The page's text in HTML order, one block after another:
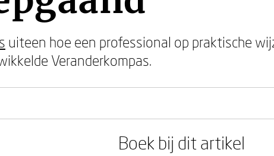
uiteen hoe een professional op praktische
Veranderkompas.
Boek bij dit artikel